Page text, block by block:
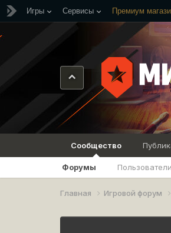
Игры Сервисы Премиум
Сообщество
Форумы
Главная Игровой форум